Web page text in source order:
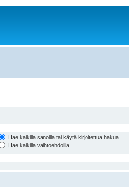
Hae kaikilla sanoilla tai käytä kirjoitettua hakua
Hae kaikilla vaihtoehdoilla